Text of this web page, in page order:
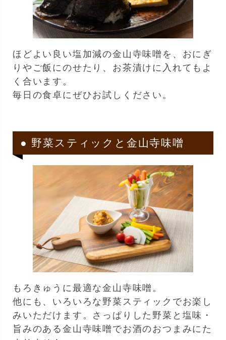
ほどよい良い塩加減の金山寺味噌を、おにぎ
りやご飯にのせたり、お茶漬けに入れてもよ
く合います。
毎日の食卓にぜひお試しください。
● 野菜スティックと金山寺味噌
もろきゅうに最適な金山寺味噌。
他にも、いろいろな野菜スティックでお楽し
みいただけます。さっぱりした野菜と塩味・
旨みのある金山寺味噌でお酒のおつまみにた